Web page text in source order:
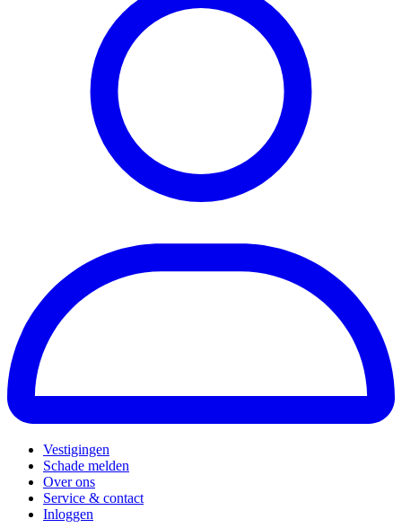
Vestigingen
Schade melden
Over ons
Service & contact
Inloggen